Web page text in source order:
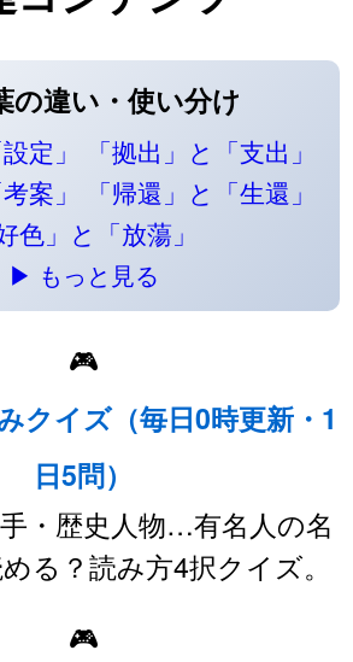
の違い・使い分け
定」
「拠出」と「支出」
案」
「帰還」と「生還」
色」と「放蕩」
▶ もっと見る
🎮
クイズ（毎日0時更新・1
日5問）
・歴史人物…有名人の名
る？読み方4択クイズ。
🎮